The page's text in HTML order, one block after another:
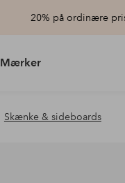
20% på ordinære
Mærker
Skænke & sideboards